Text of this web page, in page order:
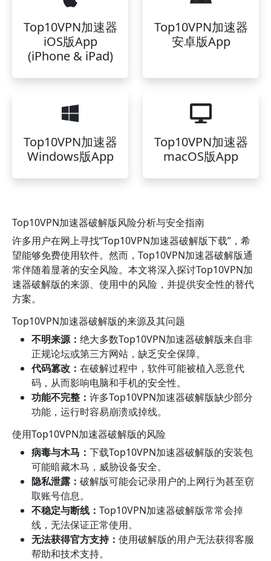
Top10VPN加速器
iOS版App
(iPhone & iPad)
Top10VPN加速器
安卓版App
Top10VPN加速器
Windows版App
Top10VPN加速器
macOS版App
Top10VPN加速器破解版风险分析与安全指南
许多用户在网上寻找“Top10VPN加速器破解版下载”，希
望能够免费使用软件。然而，Top10VPN加速器破解版通
常伴随着显著的安全风险。本文将深入探讨Top10VPN加
速器破解版的来源、使用中的风险，并提供安全性的替代
方案。
Top10VPN加速器破解版的来源及其问题
不明来源： 绝大多数Top10VPN加速器破解版来自非
正规论坛或第三方网站，缺乏安全保障。
代码篡改： 在破解过程中，软件可能被植入恶意代
码，从而影响电脑和手机的安全性。
功能不完整： 许多Top10VPN加速器破解版缺少部分
功能，运行时容易崩溃或掉线。
使用Top10VPN加速器破解版的风险
病毒与木马： 下载Top10VPN加速器破解版的安装包
可能暗藏木马，威胁设备安全。
隐私泄露： 破解版可能会记录用户的上网行为甚至窃
取账号信息。
不稳定与断线： Top10VPN加速器破解版常常会掉
线，无法保证正常使用。
无法获得官方支持： 使用破解版的用户无法获得客服
帮助和技术支持。